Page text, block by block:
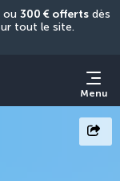
ou 300 € offerts dès
Menu